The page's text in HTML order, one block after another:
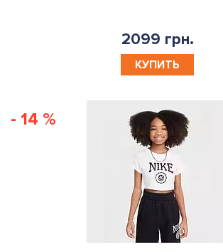
2099 грн.
КУПИТЬ
- 14 %